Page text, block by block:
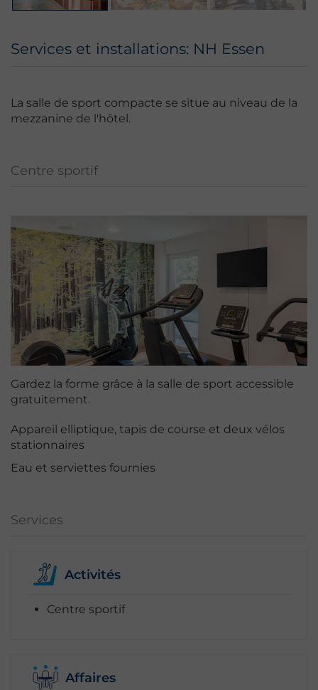
Services et installations: NH Essen
La salle de sport compacte se situe au niveau de la
mezzanine de l'hôtel.
Centre sportif
Gardez la forme grâce à la salle de sport accessible
gratuitement.
Appareil elliptique, tapis de course et deux vélos
stationnaires
Eau et serviettes fournies
Services
Activités
Centre sportif
Affaires